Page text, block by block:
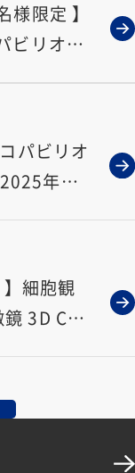
様限定 】
ビリオン
パビリオ
年大
細胞観
3D Cell